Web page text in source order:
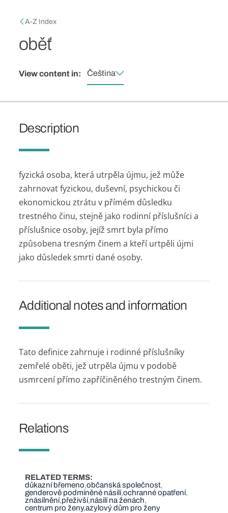
Breadcrumb
A-Z Index
oběť
View content in: Čeština
Description
fyzická osoba, která utrpěla újmu, jež může
zahrnovat fyzickou, duševní, psychickou či
ekonomickou ztrátu v přímém důsledku
trestného činu, stejně jako rodinní příslušníci a
příslušnice osoby, jejíž smrt byla přímo
způsobena tresným činem a kteří urtpěli újmi
jako důsledek smrti dané osoby.
Additional notes and information
Tato definice zahrnuje i rodinné příslušníky
zemřelé oběti, jež utrpěla újmu v podobě
usmrcení přímo zapříčiněného trestným činem.
Relations
RELATED TERMS
důkazní břemeno občanská společnost
genderově podmíněné násilí ochranné opatření
znásilnění přeživší násilí na ženách
centrum pro ženy azylový dům pro ženy